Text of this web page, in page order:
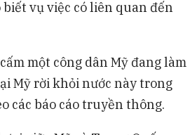
biết vụ việc có liên quan đến
một công dân Mỹ đang làm
Mỹ rời khỏi nước này trong
các báo cáo truyền thông.